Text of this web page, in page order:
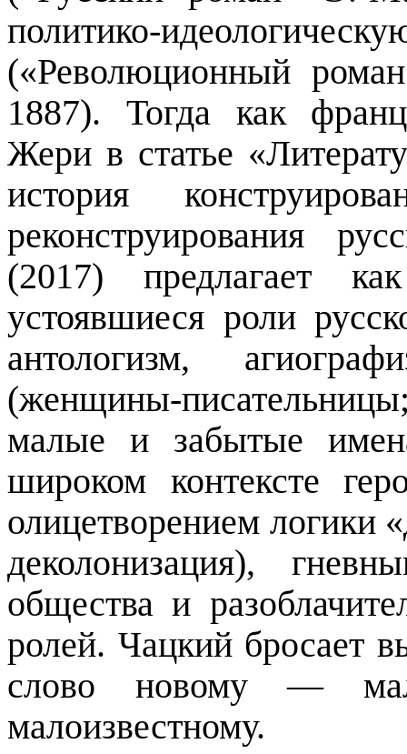
политико-
(«Революционный
1887). Тогда как
Жери в статье
история
реконструирования
(2017) предлагает
устоявшиеся роли
антологизм,
(женщины-
малые и забытые
широком контексте
олицетворением логики
деколонизация),
общества и
ролей. Чацкий бросает
слово новому—
малоизвестному.